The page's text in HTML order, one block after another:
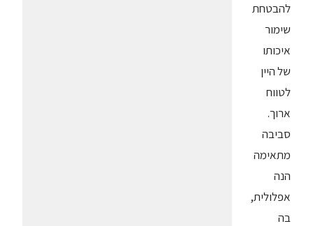
להבטחת
שימור
איכותו
של היין
לטווח
ארוך.
סביבה
מתאימה
הנה
אפלולית,
בה